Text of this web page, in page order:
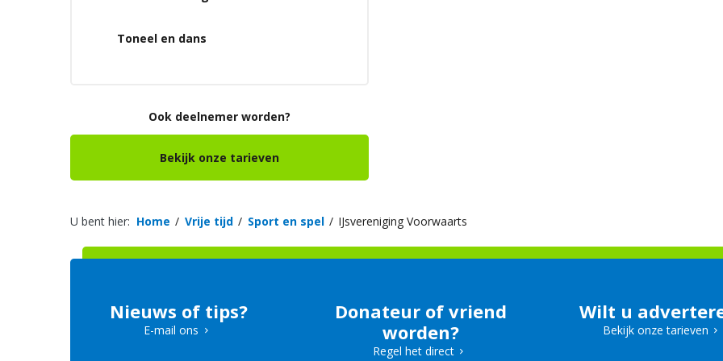
Toneel en dans
Ook deelnemer worden?
Bekijk onze tarieven
U bent hier: Home Vrije tijd Sport en spel IJsvereniging Voorwaarts
Nieuws of tips?
E-mail ons
Donateur of vriend
worden?
Regel het direct
Wilt u
Bekijk onze tarieven